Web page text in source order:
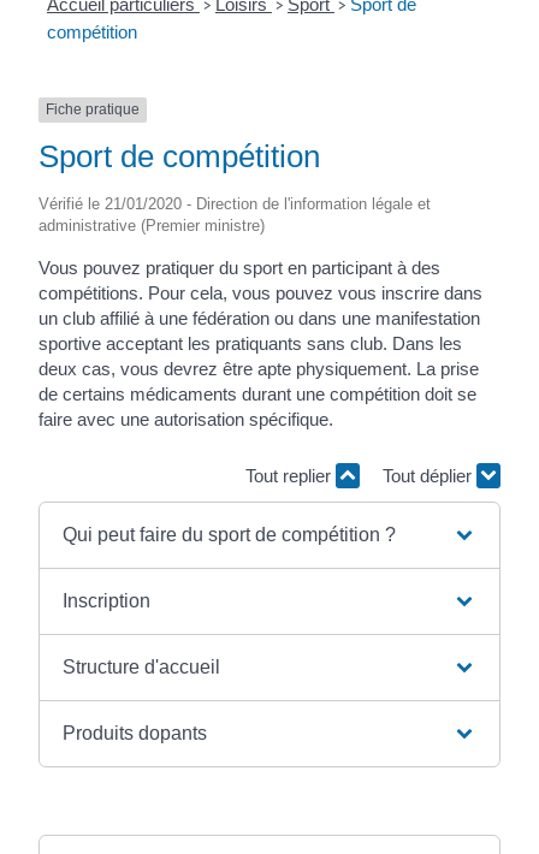
Accueil particuliers > Loisirs > Sport > Sport de
compétition
Fiche pratique
Sport de compétition
Vérifié le 21/01/2020 - Direction de l'information légale et
administrative (Premier ministre)
Vous pouvez pratiquer du sport en participant à des
compétitions. Pour cela, vous pouvez vous inscrire dans
un club affilié à une fédération ou dans une manifestation
sportive acceptant les pratiquants sans club. Dans les
deux cas, vous devrez être apte physiquement. La prise
de certains médicaments durant une compétition doit se
faire avec une autorisation spécifique.
Tout replier Tout déplier
Qui peut faire du sport de compétition ?
Inscription
Structure d'accueil
Produits dopants